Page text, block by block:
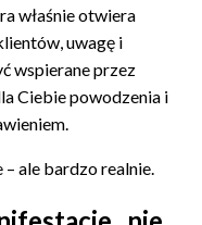
właśnie otwiera
uwagę i
wspierane przez
Ciebie powodzenia i
ale bardzo realnie.